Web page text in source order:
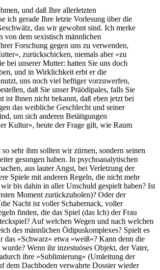
und daß Ihre allerletzten
ich gerade Ihre letzte Vorlesung über die
das wir gewohnt sind. Ich merke
von dem sexistisch männlichen
Forschung gegen uns zu verwenden,
zurückschicken, niemals aber »zu
bei unserer Mutter: hatten Sie uns doch
und in Wirklichkeit erbt er die
uns noch viel heftiger vorzuwerfen,
daß Sie unser Präödipales, falls Sie
Ihnen nicht bekannt, daß eben jetzt bei
das weibliche Geschlecht und seiner
um sich anderen Betätigungen
Kultur«, heute der Frage gilt, wie Raum
sehr ihm sollten wir zürnen, sondern seinen
gesungen haben. In psychoanalytischen
aus lauter Angst, bei Verletzung der
Spiele mit anderen Regeln, die nicht mehr
bis dahin in aller Unschuld gespielt haben? Ist
Moment zurückzuholen)? Oder der
Nacht ist voller Schabernack, voller
finden, die das Spiel (das Ich) der Frau
Auf welchen Wegen und nach welchen
des männlichen Ödipuskomplexes? Spielt es
das »Schwarz« etwa »weiß«? Kann denn die
Wenn ihr inzestuöses Objekt, der Vater,
ihre »Sublimierung« (Umleitung der
dem Dachboden verwahrte Dossier wieder